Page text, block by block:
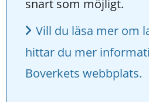
snart som möjligt.
Vill du läsa mer om
hittar du mer
Boverkets webbplats.